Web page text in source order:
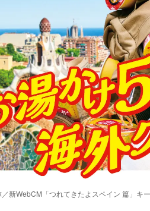
新WebCM「つれてきたよスペイン 篇」キ